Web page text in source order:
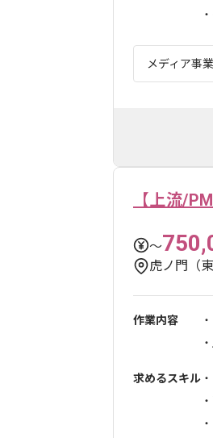
メディア事
【上流/
〜
虎ノ門（東
作業内容
求めるスキル